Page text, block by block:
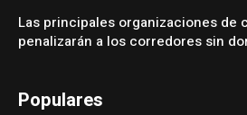
Las principales organizaciones de
penalizarán a los corredores sin
Populares